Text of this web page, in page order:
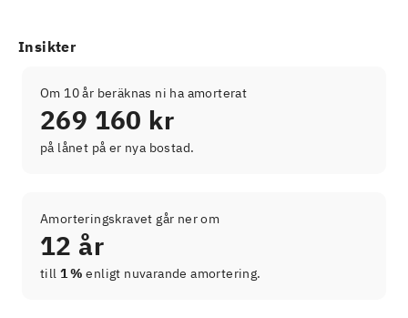
Insikter
Om 10 år beräknas ni ha amorterat
269 160 kr
på lånet på er nya bostad.
Amorteringskravet går ner om
12 år
till 1 % enligt nuvarande amortering.